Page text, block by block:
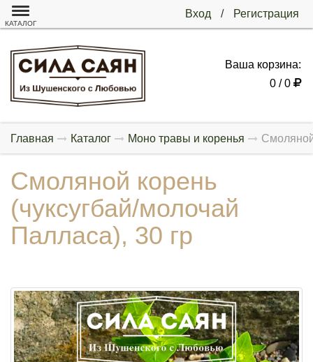
Вход / Регистрация
КАТАЛОГ
Ваша корзина:
0 / 0
Главная Каталог Моно травы и коренья
Смоляной корень
(чуксугбай/молочай
Палласа), 30 гр